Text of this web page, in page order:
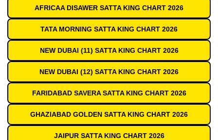
AFRICAA DISAWER SATTA KING CHART 2026
TATA MORNING SATTA KING CHART 2026
NEW DUBAI (11) SATTA KING CHART 2026
NEW DUBAI (12) SATTA KING CHART 2026
FARIDABAD SAVERA SATTA KING CHART 2026
GHAZIABAD GOLDEN SATTA KING CHART 2026
JAIPUR SATTA KING CHART 2026